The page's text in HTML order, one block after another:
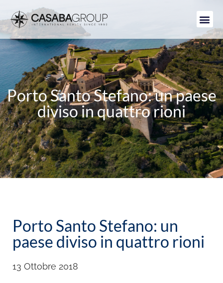
Porto Santo Stefano: un paese
diviso in quattro rioni
Porto Santo Stefano: un
paese diviso in quattro rioni
13 Ottobre 2018